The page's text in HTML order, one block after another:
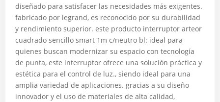
diseñado para satisfacer las necesidades más exigentes.
fabricado por legrand, es reconocido por su durabilidad
y rendimiento superior. este producto interruptor arteor
cuadrado sencillo smart 1m c/neutro bl: ideal para
quienes buscan modernizar su espacio con tecnología
de punta, este interruptor ofrece una solución práctica y
estética para el control de luz., siendo ideal para una
amplia variedad de aplicaciones. gracias a su diseño
innovador y el uso de materiales de alta calidad,